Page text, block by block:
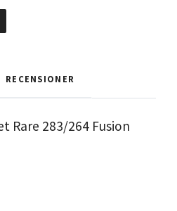
RECENSIONER
Rare 283/264 Fusion